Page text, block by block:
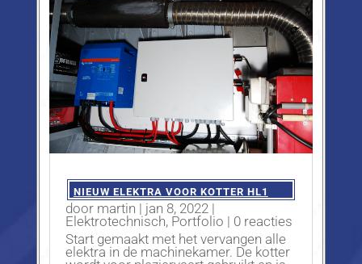
NIEUW ELEKTRA VOOR KOTTER HL1
door martin | jan 8, 2022 |
Elektrotechnisch, Portfolio | 0 reacties
Start gemaakt met het vervangen alle
elektra in de machinekamer. De kotter